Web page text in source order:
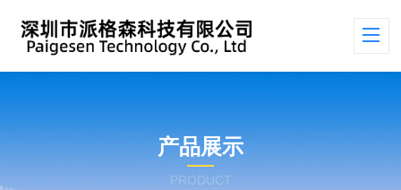
产品展示
PRODUCT